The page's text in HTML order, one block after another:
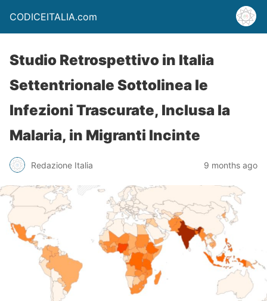
CODICEITALIA.com
Studio Retrospettivo in Italia
Settentrionale Sottolinea le
Infezioni Trascurate, Inclusa la
Malaria, in Migranti Incinte
Redazione Italia 9 months ago